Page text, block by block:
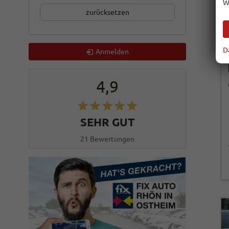
zurücksetzen
Anmelden
4,9
SEHR GUT
21 Bewertungen